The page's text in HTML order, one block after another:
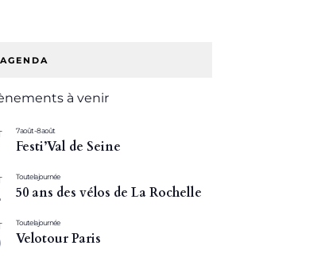
AGENDA
à venir
7 août-8 août
Festi’Val de Seine
Toute la journée
50 ans des vélos de La Rochelle
Toute la journée
Velotour Paris